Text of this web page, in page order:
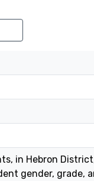
in Hebron
gender, grade,